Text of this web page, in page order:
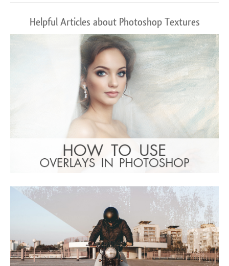
Helpful Articles about Photoshop Textures